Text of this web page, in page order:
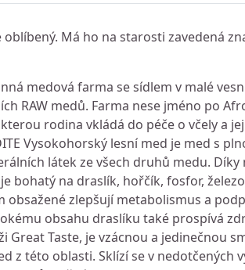
oblíbený. Má ho na starosti zavedená
medová farma se sídlem v malé
RAW medů. Farma nese jméno po
rodina vkládá do péče o včely a
Vysokohorský lesní med je med s
látek ze všech druhů medu.
bohatý na draslík, hořčík, fosfor,
obsažené zlepšují metabolismus a
obsahu draslíku také prospívá
Great Taste, je vzácnou a jedinečnou
z této oblasti. Sklízí se v nedotčených